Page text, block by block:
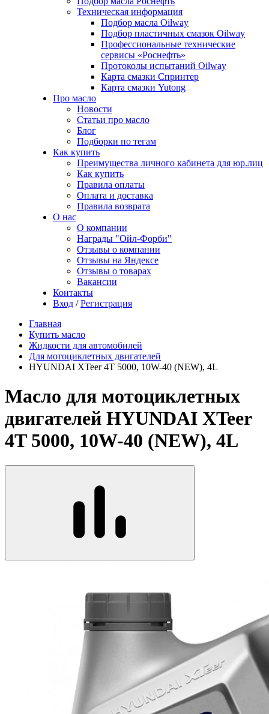
Техническая информация
Подбор масла Oilway
Подбор пластичных смазок Oilway
Профессиональные технические
сервисы «Роснефть»
Протоколы испытаний Oilway
Карта смазки Спринтер
Карта смазки Yutong
Про масло
Новости
Статьи про масло
Блог
Подборки по тегам
Как купить
Преимущества личного кабинета для юр.лиц
Как купить
Правила оплаты
Оплата и доставка
Правила возврата
О нас
О компании
Награды "Ойл-Форби"
Отзывы о компании
Отзывы на Яндексе
Отзывы о товарах
Вакансии
Контакты
Вход / Регистрация
Главная
Купить масло
Жидкости для автомобилей
Для мотоциклетных двигателей
HYUNDAI XTeer 4T 5000, 10W-40 (NEW), 4L
Масло для мотоциклетных
двигателей HYUNDAI XTeer
4T 5000, 10W-40 (NEW), 4L